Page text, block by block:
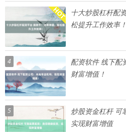
十大炒股杠杆配
松提升工作效率！
4
配资软件 线下配
财富增值！
5
炒股资金杠杆 可
实现财富增值